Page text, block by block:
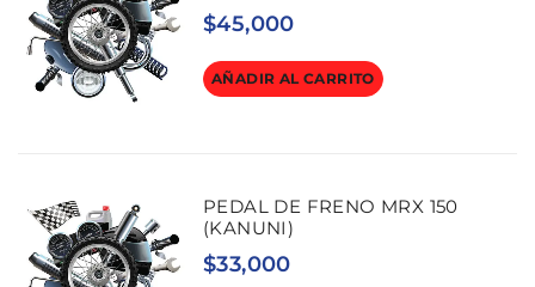
$45,000
AÑADIR AL CARRITO
PEDAL DE FRENO MRX 150
(KANUNI)
$33,000